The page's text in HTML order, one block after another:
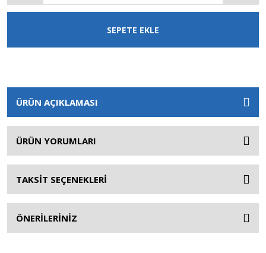
SEPETE EKLE
ÜRÜN AÇIKLAMASI
ÜRÜN YORUMLARI
TAKSİT SEÇENEKLERİ
ÖNERİLERİNİZ